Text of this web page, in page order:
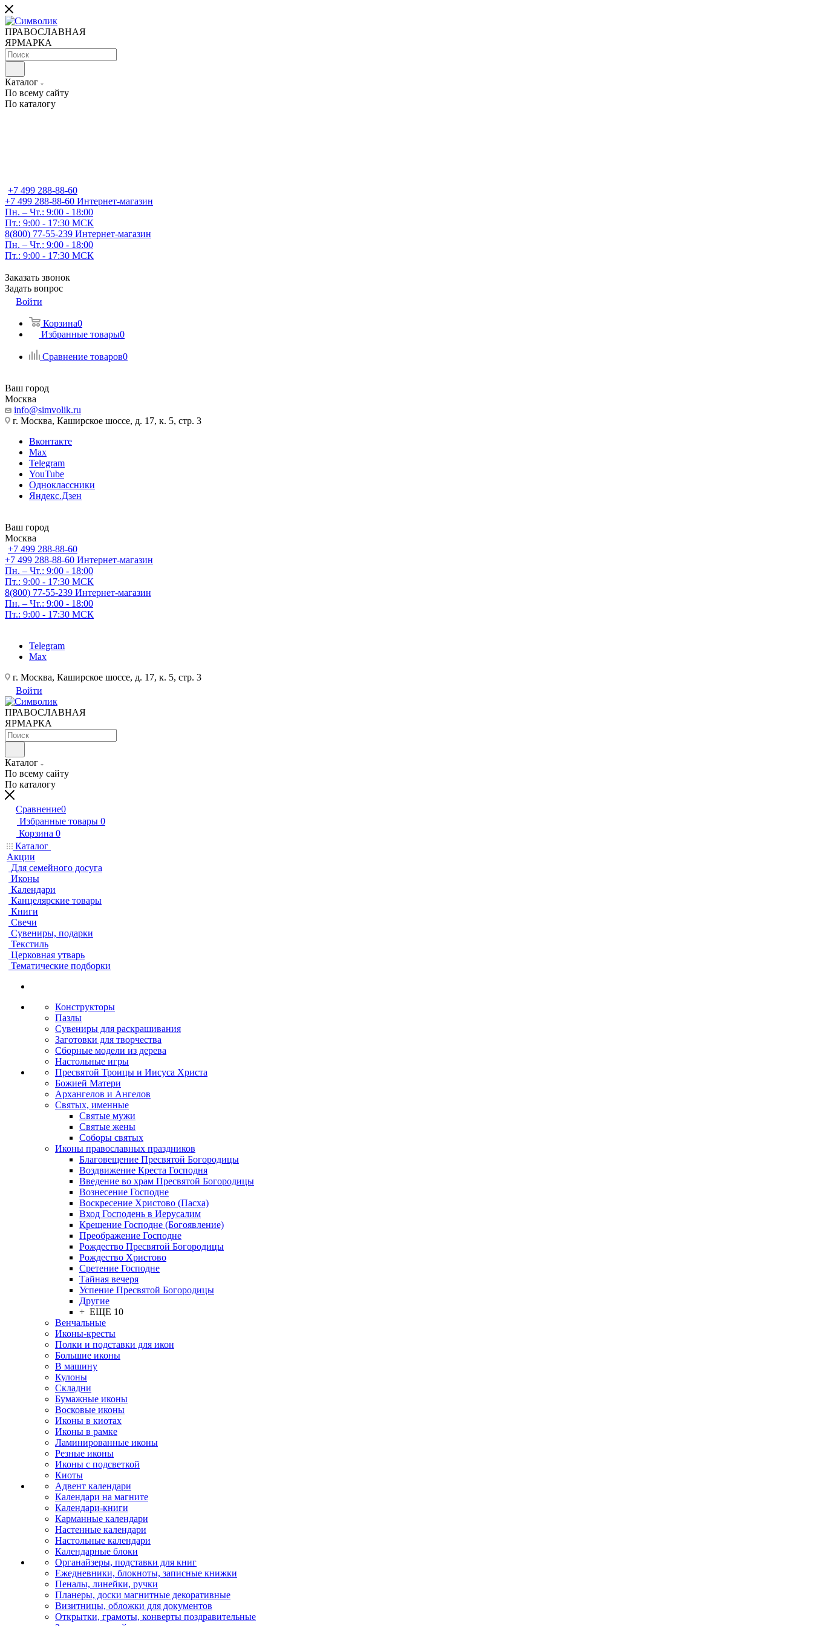
ПРАВОСЛАВНАЯ
ЯРМАРКА
Каталог
По всему сайту
По каталогу
+7 499 288-88-60
+7 499 288-88-60 Интернет-магазин
Пн. – Чт.: 9:00 - 18:00
Пт.: 9:00 - 17:30 МСК
8(800) 77-55-239 Интернет-магазин
Пн. – Чт.: 9:00 - 18:00
Пт.: 9:00 - 17:30 МСК
Заказать звонок
Задать вопрос
Войти
Корзина0
Избранные товары0
Сравнение товаров0
Ваш город
Москва
info@simvolik.ru
г. Москва, Каширское шоссе, д. 17, к. 5, стр. 3
Вконтакте
Max
Telegram
YouTube
Одноклассники
Яндекс.Дзен
Ваш город
Москва
+7 499 288-88-60
+7 499 288-88-60 Интернет-магазин
Пн. – Чт.: 9:00 - 18:00
Пт.: 9:00 - 17:30 МСК
8(800) 77-55-239 Интернет-магазин
Пн. – Чт.: 9:00 - 18:00
Пт.: 9:00 - 17:30 МСК
Telegram
Max
г. Москва, Каширское шоссе, д. 17, к. 5, стр. 3
Войти
ПРАВОСЛАВНАЯ
ЯРМАРКА
Каталог
По всему сайту
По каталогу
Сравнение0
Избранные товары 0
Корзина 0
Каталог
Акции
Для семейного досуга
Иконы
Календари
Канцелярские товары
Книги
Свечи
Сувениры, подарки
Текстиль
Церковная утварь
Тематические подборки
Конструкторы
Пазлы
Сувениры для раскрашивания
Заготовки для творчества
Сборные модели из дерева
Настольные игры
Пресвятой Троицы и Иисуса Христа
Божией Матери
Архангелов и Ангелов
Святых, именные
Святые мужи
Святые жены
Соборы святых
Иконы православных праздников
Благовещение Пресвятой Богородицы
Воздвижение Креста Господня
Введение во храм Пресвятой Богородицы
Вознесение Господне
Воскресение Христово (Пасха)
Вход Господень в Иерусалим
Крещение Господне (Богоявление)
Преображение Господне
Рождество Пресвятой Богородицы
Рождество Христово
Сретение Господне
Тайная вечеря
Успение Пресвятой Богородицы
Другие
+ ЕЩЕ 10
Венчальные
Иконы-кресты
Полки и подставки для икон
Большие иконы
В машину
Кулоны
Складни
Бумажные иконы
Восковые иконы
Иконы в киотах
Иконы в рамке
Ламинированные иконы
Резные иконы
Иконы с подсветкой
Киоты
Адвент календари
Календари на магните
Календари-книги
Карманные календари
Настенные календари
Настольные календари
Календарные блоки
Органайзеры, подставки для книг
Ежедневники, блокноты, записные книжки
Пеналы, линейки, ручки
Планеры, доски магнитные декоративные
Визитницы, обложки для документов
Открытки, грамоты, конверты поздравительные